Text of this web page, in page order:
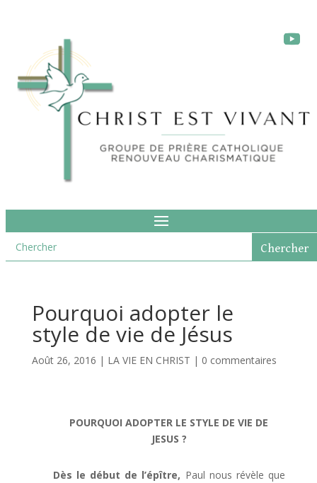
Pourquoi adopter le
style de vie de Jésus
Août 26, 2016 | LA VIE EN CHRIST | 0 commentaires
POURQUOI ADOPTER LE STYLE DE VIE DE
JESUS ?
Dès le début de l’épître, Paul nous révèle que